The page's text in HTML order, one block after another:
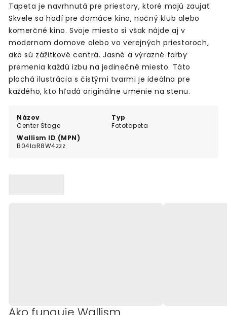
Názov
Center Stage
Typ
Fototapeta
Wallism ID (MPN)
B04laR8W4zzz
Tapeta je navrhnutá pre priestory, ktoré majú zaujať.
Skvele sa hodí pre domáce kino, nočný klub alebo
komerčné kino. Svoje miesto si však nájde aj v
modernom domove alebo vo verejných priestoroch,
ako sú zážitkové centrá. Jasné a výrazné farby
premenia každú izbu na jedinečné miesto. Táto
plochá ilustrácia s čistými tvarmi je ideálna pre
každého, kto hľadá originálne umenie na stenu.